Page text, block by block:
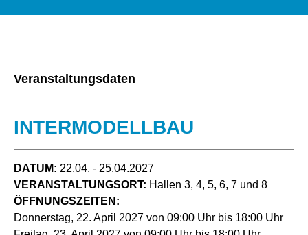
Veranstaltungsdaten
INTERMODELLBAU
DATUM: 22.04. - 25.04.2027
VERANSTALTUNGSORT: Hallen 3, 4, 5, 6, 7 und 8
ÖFFNUNGSZEITEN:
Donnerstag, 22. April 2027 von 09:00 Uhr bis 18:00 Uhr